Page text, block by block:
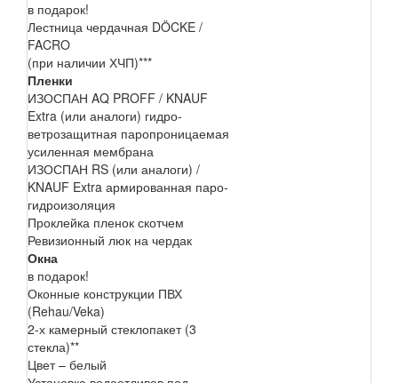
в подарок!
Лестница чердачная DÖCKE /
FACRO
(при наличии ХЧП)***
Пленки
ИЗОСПАН AQ PROFF / KNAUF
Extra (или аналоги) гидро-
ветрозащитная паропроницаемая
усиленная мембрана
ИЗОСПАН RS (или аналоги) /
KNAUF Extra армированная паро-
гидроизоляция
Проклейка пленок скотчем
Ревизионный люк на чердак
Окна
в подарок!
Оконные конструкции ПВХ
(Rehau/Veka)
2-х камерный стеклопакет (3
стекла)**
Цвет – белый